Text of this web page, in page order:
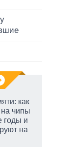
как
чипы
годы и
на